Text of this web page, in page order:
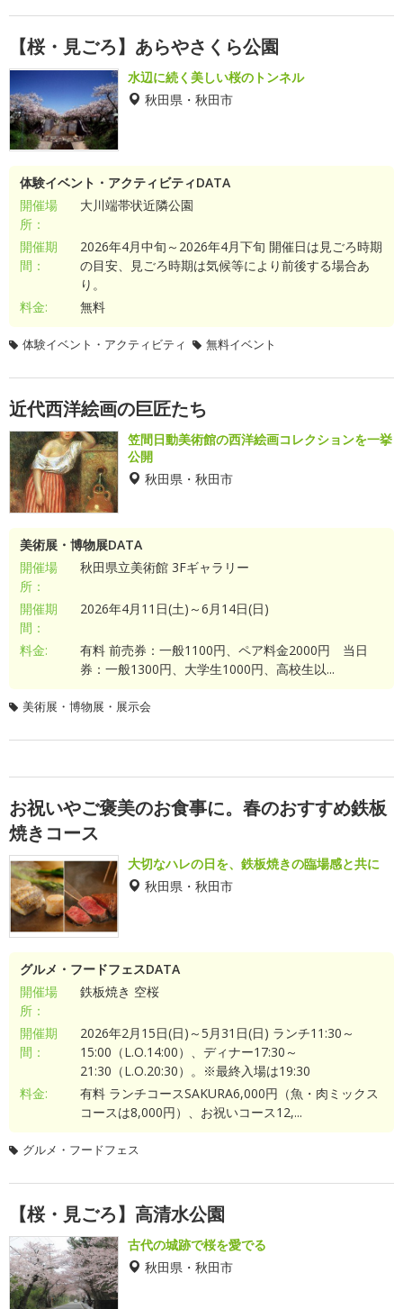
【桜・見ごろ】あらやさくら公園
水辺に続く美しい桜のトンネル
秋田県・秋田市
体験イベント・アクティビティDATA
開催場
所：
大川端帯状近隣公園
開催期
間：
2026年4月中旬～2026年4月下旬 開催日は見ごろ時期
の目安、見ごろ時期は気候等により前後する場合あ
り。
料金:
無料
体験イベント・アクティビティ 無料イベント
近代西洋絵画の巨匠たち
笠間日動美術館の西洋絵画コレクションを一挙
公開
秋田県・秋田市
美術展・博物展DATA
開催場
所：
秋田県立美術館 3Fギャラリー
開催期
間：
2026年4月11日(土)～6月14日(日)
料金:
有料 前売券：一般1100円、ペア料金2000円 当日
券：一般1300円、大学生1000円、高校生以...
美術展・博物展・展示会
お祝いやご褒美のお食事に。春のおすすめ鉄板
焼きコース
大切なハレの日を、鉄板焼きの臨場感と共に
秋田県・秋田市
グルメ・フードフェスDATA
開催場
所：
鉄板焼き 空桜
開催期
間：
2026年2月15日(日)～5月31日(日) ランチ11:30～
15:00（L.O.14:00）、ディナー17:30～
21:30（L.O.20:30）。※最終入場は19:30
料金:
有料 ランチコースSAKURA6,000円（魚・肉ミックス
コースは8,000円）、お祝いコース12,...
グルメ・フードフェス
【桜・見ごろ】高清水公園
古代の城跡で桜を愛でる
秋田県・秋田市